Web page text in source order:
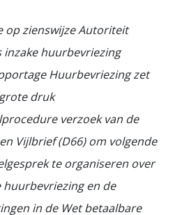
op zienswijze Autoriteit
huurbevriezing
Huurbevriezing zet
druk
verzoek van de
Vijlbrief (D66) om volgende
te organiseren over
huurbevriezing en de
in de Wet betaalbare